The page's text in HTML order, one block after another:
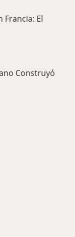
Francia: El
Construyó